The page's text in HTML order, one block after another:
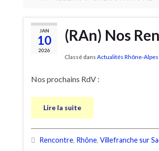
JAN
10
2026
(RAn) Nos
Classé dans Actualités Rhône-
Nos prochains RdV :
Lire la suite
Rencontre, Rhône, Villefranche sur